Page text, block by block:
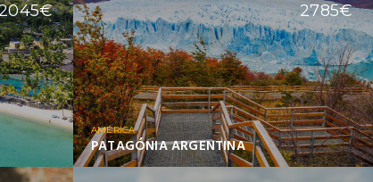
2785€
AMÉRICA
PATAGÓNIA ARGENTINA